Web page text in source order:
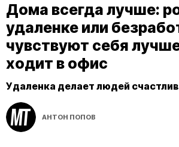
Дома всегда лучше:
удаленке или
чувствуют себя
ходит в офис
Удаленка делает людей
АНТОН ПОПОВ